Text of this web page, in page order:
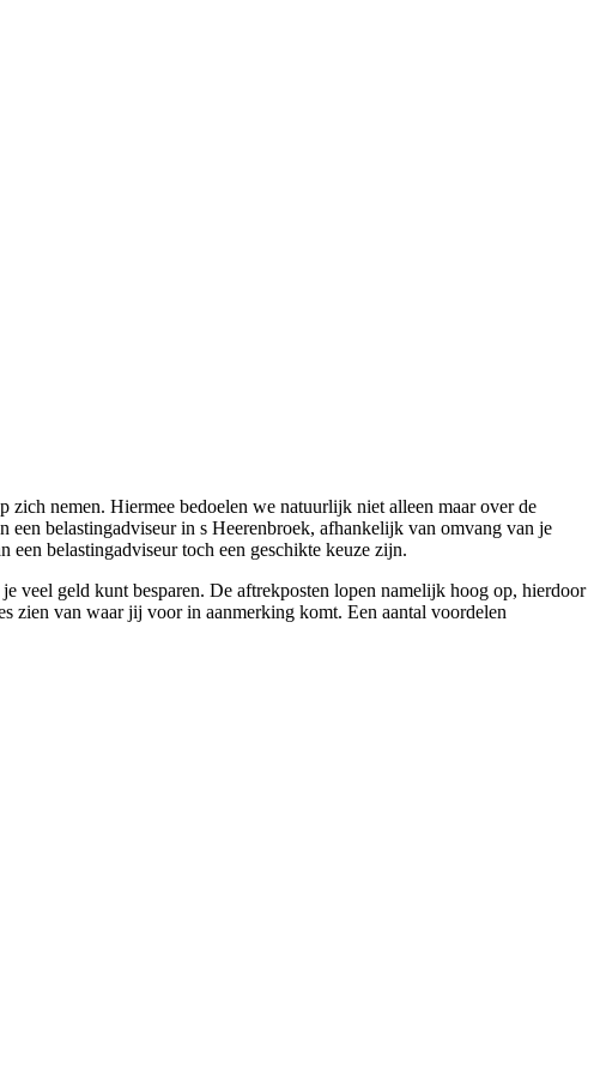
nemen. Hiermee bedoelen we natuurlijk niet alleen maar over de
belastingadviseur in s Heerenbroek, afhankelijk van omvang van je
belastingadviseur toch een geschikte keuze zijn.
veel geld kunt besparen. De aftrekposten lopen namelijk hoog op, hierdoor
zien van waar jij voor in aanmerking komt. Een aantal voordelen